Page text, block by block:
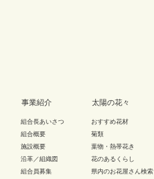
事業紹介
組合長あいさつ
組合概要
施設概要
沿革／組織図
組合員募集
太陽の花々
おすすめ花材
菊類
葉物・熱帯花き
花のあるくらし
県内のお花屋さん検索